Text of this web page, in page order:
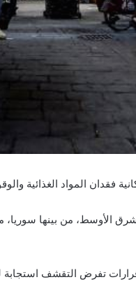
المواد الغذائية
الأوسط، من بينها سوريا،
تفرض التقشف استجابة